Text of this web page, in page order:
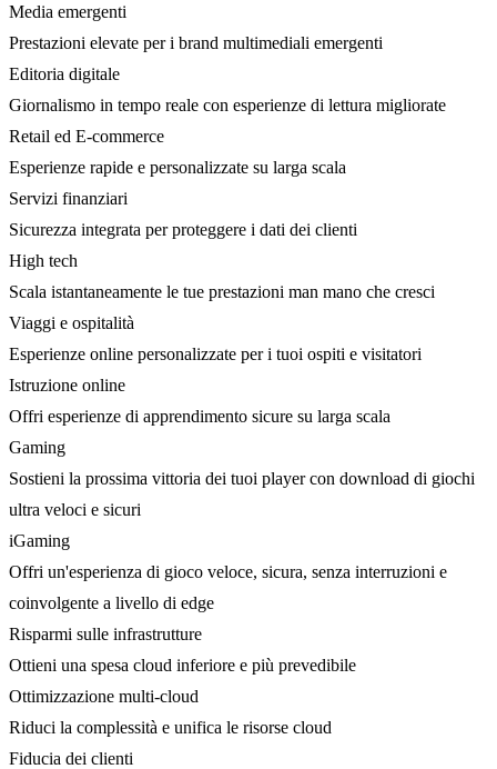
Media emergenti
Prestazioni elevate per i brand multimediali emergenti
Editoria digitale
Giornalismo in tempo reale con esperienze di lettura migliorate
Retail ed E-commerce
Esperienze rapide e personalizzate su larga scala
Servizi finanziari
Sicurezza integrata per proteggere i dati dei clienti
High tech
Scala istantaneamente le tue prestazioni man mano che cresci
Viaggi e ospitalità
Esperienze online personalizzate per i tuoi ospiti e visitatori
Istruzione online
Offri esperienze di apprendimento sicure su larga scala
Gaming
Sostieni la prossima vittoria dei tuoi player con download di giochi
ultra veloci e sicuri
iGaming
Offri un'esperienza di gioco veloce, sicura, senza interruzioni e
coinvolgente a livello di edge
Risparmi sulle infrastrutture
Ottieni una spesa cloud inferiore e più prevedibile
Ottimizzazione multi-cloud
Riduci la complessità e unifica le risorse cloud
Fiducia dei clienti